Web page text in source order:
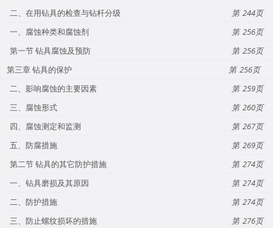
二、在用钻具的检查与钻杆分级
244
一、腐蚀种类和腐蚀剂
256
第一节 钻具腐蚀及预防
256
第三章 钻具的保护
256
二、影响腐蚀的主要因素
259
三、腐蚀形式
260
四、腐蚀测定和监测
267
五、防腐措施
269
第二节 钻具的其它防护措施
274
一、钻具磨损及其原因
274
二、防护措施
274
三、防止螺纹损坏的措施
276